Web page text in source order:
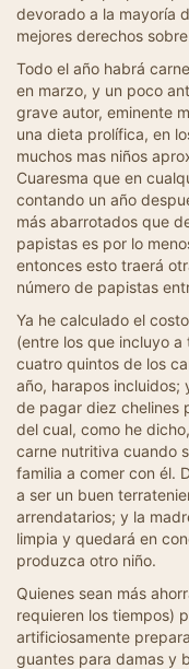
devorado a la mayoría
mejores derechos
Todo el año habrá
en marzo, y un poco
grave autor, eminente
una dieta prolífica, en
muchos mas niños
Cuaresma que en
contando un año
más abarrotados que
papistas es por lo
entonces esto traerá
número de papistas
Ya he calculado el
(entre los que incluyo a
cuatro quintos de los
año, harapos incluidos;
de pagar diez chelines
del cual, como he
carne nutritiva cuando
familia a comer con él.
a ser un buen
arrendatarios; y la
limpia y quedará en
produzca otro niño.
Quienes sean más
requieren los tiempos)
artificiosamente
guantes para damas y